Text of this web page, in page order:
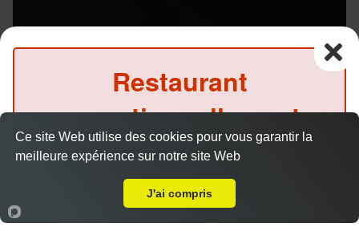
Menu V1 - Gyoza
Accueil Panier Compte
Restaurant
exceptionnellement
fermé ce midi
(Précommande possible)
Ce site Web utilise des cookies pour vous garantir la
meilleure expérience sur notre site Web
J'ai compris